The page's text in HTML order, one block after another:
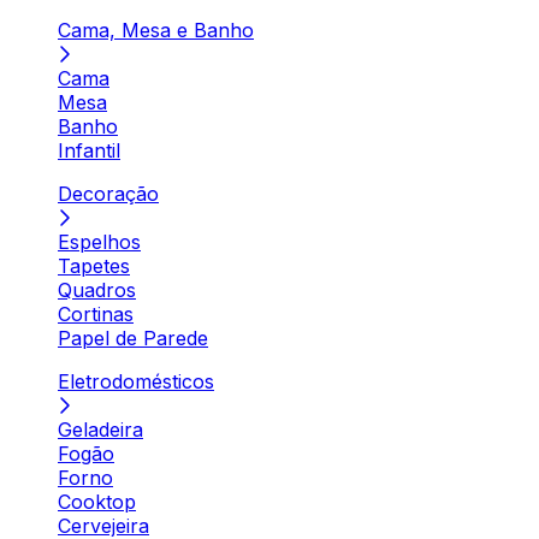
Cama, Mesa e Banho
Cama
Mesa
Banho
Infantil
Decoração
Espelhos
Tapetes
Quadros
Cortinas
Papel de Parede
Eletrodomésticos
Geladeira
Fogão
Forno
Cooktop
Cervejeira